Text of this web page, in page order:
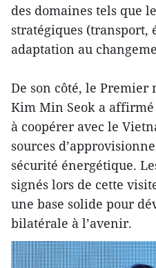
des domaines tels que
stratégiques
adaptation au
De son côté, le Premier
Kim Min Seok a
à coopérer avec le
sources
sécurité énergétique.
signés lors de cette
une base solide pour
bilatérale à l’avenir.